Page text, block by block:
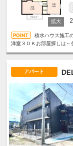
積水ハウス施工
洋室３ＤＫお部屋探しは
アパート